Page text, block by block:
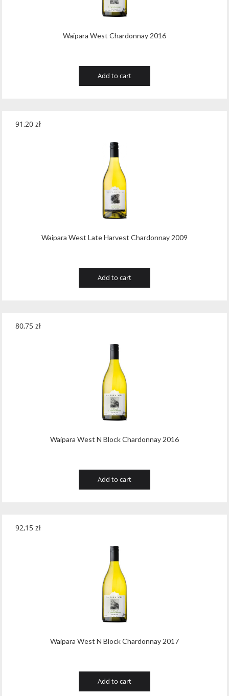
Waipara West Chardonnay 2016
Add to cart
Waipara West Late Harvest Chardonnay 2009
91,20 zł
Add to cart
Waipara West N Block Chardonnay 2016
80,75 zł
Add to cart
Waipara West N Block Chardonnay 2017
92,15 zł
Add to cart